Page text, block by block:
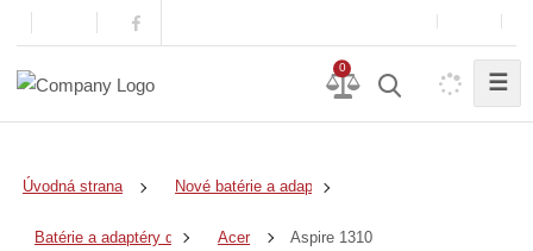
0
☰
Úvodná strana Nové batérie a adaptéry
Batérie a adaptéry do notebookov
Acer Aspire 1310